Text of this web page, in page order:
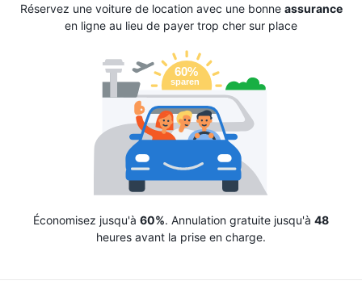
Réservez une voiture de location avec une bonne assurance
en ligne au lieu de payer trop cher sur place
Économisez jusqu'à 60%. Annulation gratuite jusqu'à 48
heures avant la prise en charge.